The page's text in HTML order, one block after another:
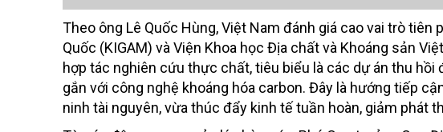
Theo ông Lê Quốc Hùng, Việt Nam đánh giá cao vai trò
Quốc (KIGAM) và Viện Khoa học Địa chất và Khoáng sản
hợp tác nghiên cứu thực chất, tiêu biểu là các dự án thu
gắn với công nghệ khoáng hóa carbon. Đây là hướng tiếp
ninh tài nguyên, vừa thúc đẩy kinh tế tuần hoàn, giảm phát